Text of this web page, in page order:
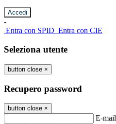
-
Entra con SPID Entra con CIE
Seleziona utente
button close ×
Recupero password
button close ×
E-mail